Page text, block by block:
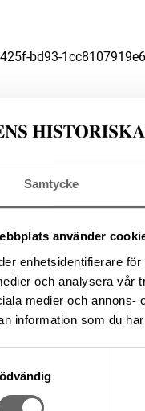
Samtycke
använder
enhetsidentifierare
och analysera vår
medier och annons-
information som du
bd93-1cc8107919e6
så länge du anger
- Kungliga
media/
sida är fri att använda
historiska museer.